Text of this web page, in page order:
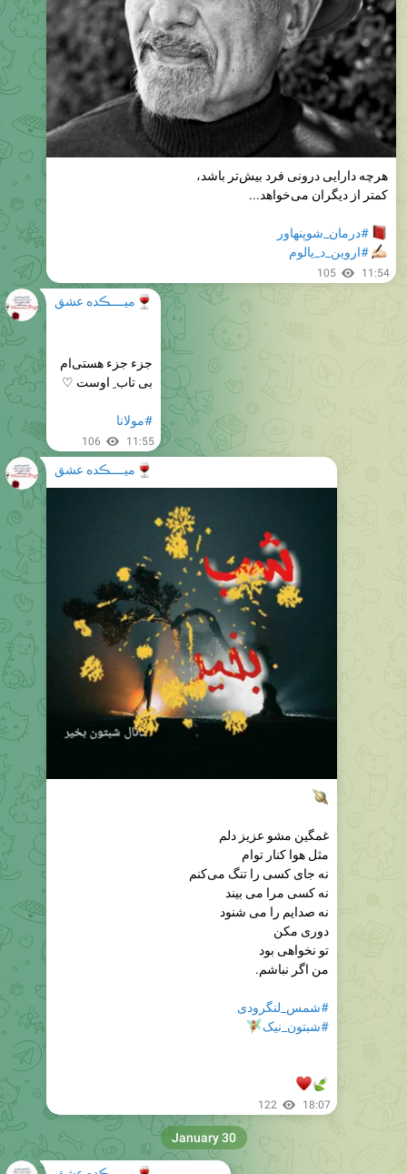
‌هرچه دارایی درونی فرد بیش‌تر باشد،
کمتر از دیگران می‌خواهد...
#درمان_شوپنهاور
#اروین_د_یالوم
105 11:54
🍷میــــڪده عشق
جزء جزء هستی‌ام
بی تاب ِ اوست ♡
#مولانا
106 11:55
🍷میــــڪده عشق
غمگین مشو عزیز دلم
مثل هوا کنار توام
نه جای کسی را تنگ می‌کنم
نه کسی مرا می بیند
نه صدایم را می شنود
دوری مکن
تو نخواهی بود
من اگر نباشم.
#شمس_لنگرودی
#شبتون_نیک
🧚‍♀
122 18:07
January 30